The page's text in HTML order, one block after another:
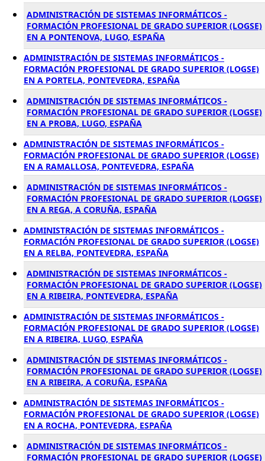
ADMINISTRACIÓN DE SISTEMAS INFORMÁTICOS -
FORMACIÓN PROFESIONAL DE GRADO SUPERIOR (LOGSE)
EN A PONTENOVA, LUGO, ESPAÑA
ADMINISTRACIÓN DE SISTEMAS INFORMÁTICOS -
FORMACIÓN PROFESIONAL DE GRADO SUPERIOR (LOGSE)
EN A PORTELA, PONTEVEDRA, ESPAÑA
ADMINISTRACIÓN DE SISTEMAS INFORMÁTICOS -
FORMACIÓN PROFESIONAL DE GRADO SUPERIOR (LOGSE)
EN A PROBA, LUGO, ESPAÑA
ADMINISTRACIÓN DE SISTEMAS INFORMÁTICOS -
FORMACIÓN PROFESIONAL DE GRADO SUPERIOR (LOGSE)
EN A RAMALLOSA, PONTEVEDRA, ESPAÑA
ADMINISTRACIÓN DE SISTEMAS INFORMÁTICOS -
FORMACIÓN PROFESIONAL DE GRADO SUPERIOR (LOGSE)
EN A REGA, A CORUÑA, ESPAÑA
ADMINISTRACIÓN DE SISTEMAS INFORMÁTICOS -
FORMACIÓN PROFESIONAL DE GRADO SUPERIOR (LOGSE)
EN A RELBA, PONTEVEDRA, ESPAÑA
ADMINISTRACIÓN DE SISTEMAS INFORMÁTICOS -
FORMACIÓN PROFESIONAL DE GRADO SUPERIOR (LOGSE)
EN A RIBEIRA, PONTEVEDRA, ESPAÑA
ADMINISTRACIÓN DE SISTEMAS INFORMÁTICOS -
FORMACIÓN PROFESIONAL DE GRADO SUPERIOR (LOGSE)
EN A RIBEIRA, LUGO, ESPAÑA
ADMINISTRACIÓN DE SISTEMAS INFORMÁTICOS -
FORMACIÓN PROFESIONAL DE GRADO SUPERIOR (LOGSE)
EN A RIBEIRA, A CORUÑA, ESPAÑA
ADMINISTRACIÓN DE SISTEMAS INFORMÁTICOS -
FORMACIÓN PROFESIONAL DE GRADO SUPERIOR (LOGSE)
EN A ROCHA, PONTEVEDRA, ESPAÑA
ADMINISTRACIÓN DE SISTEMAS INFORMÁTICOS -
FORMACIÓN PROFESIONAL DE GRADO SUPERIOR (LOGSE)